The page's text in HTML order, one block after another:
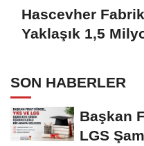
Hascevher
Yaklaşık 1,5
SON HABERLER
Başkan
LGS